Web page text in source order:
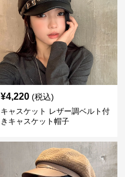
¥4,220 (税込)
キャスケット レザー調ベルト付
きキャスケット帽子